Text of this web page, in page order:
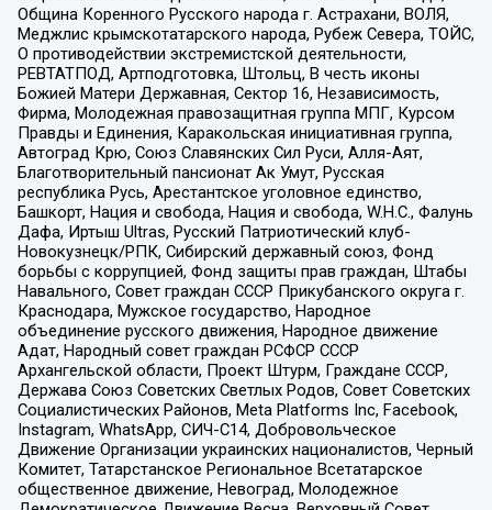
Община Коренного Русского народа г. Астрахани, ВОЛЯ,
Меджлис крымскотатарского народа, Рубеж Севера, ТОЙС,
О противодействии экстремистской деятельности,
РЕВТАТПОД, Артподготовка, Штольц, В честь иконы
Божией Матери Державная, Сектор 16, Независимость,
Фирма, Молодежная правозащитная группа МПГ, Курсом
Правды и Единения, Каракольская инициативная группа,
Автоград Крю, Союз Славянских Сил Руси, Алля-Аят,
Благотворительный пансионат Ак Умут, Русская
республика Русь, Арестантское уголовное единство,
Башкорт, Нация и свобода, Нация и свобода, W.H.С., Фалунь
Дафа, Иртыш Ultras, Русский Патриотический клуб-
Новокузнецк/РПК, Сибирский державный союз, Фонд
борьбы с коррупцией, Фонд защиты прав граждан, Штабы
Навального, Совет граждан СССР Прикубанского округа г.
Краснодара, Мужское государство, Народное
объединение русского движения, Народное движение
Адат, Народный совет граждан РСФСР СССР
Архангельской области, Проект Штурм, Граждане СССР,
Держава Союз Советских Светлых Родов, Совет Советских
Социалистических Районов, Meta Platforms Inc, Facebook,
Instagram, WhatsApp, СИЧ-С14, Добровольческое
Движение Организации украинских националистов, Черный
Комитет, Татарстанское Региональное Всетатарское
общественное движение, Невоград, Молодежное